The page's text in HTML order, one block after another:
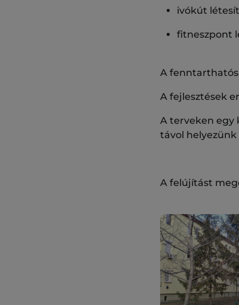
ivókút
fitneszpont
A
A fejlesztések
A terveken egy
távol
A felújítást